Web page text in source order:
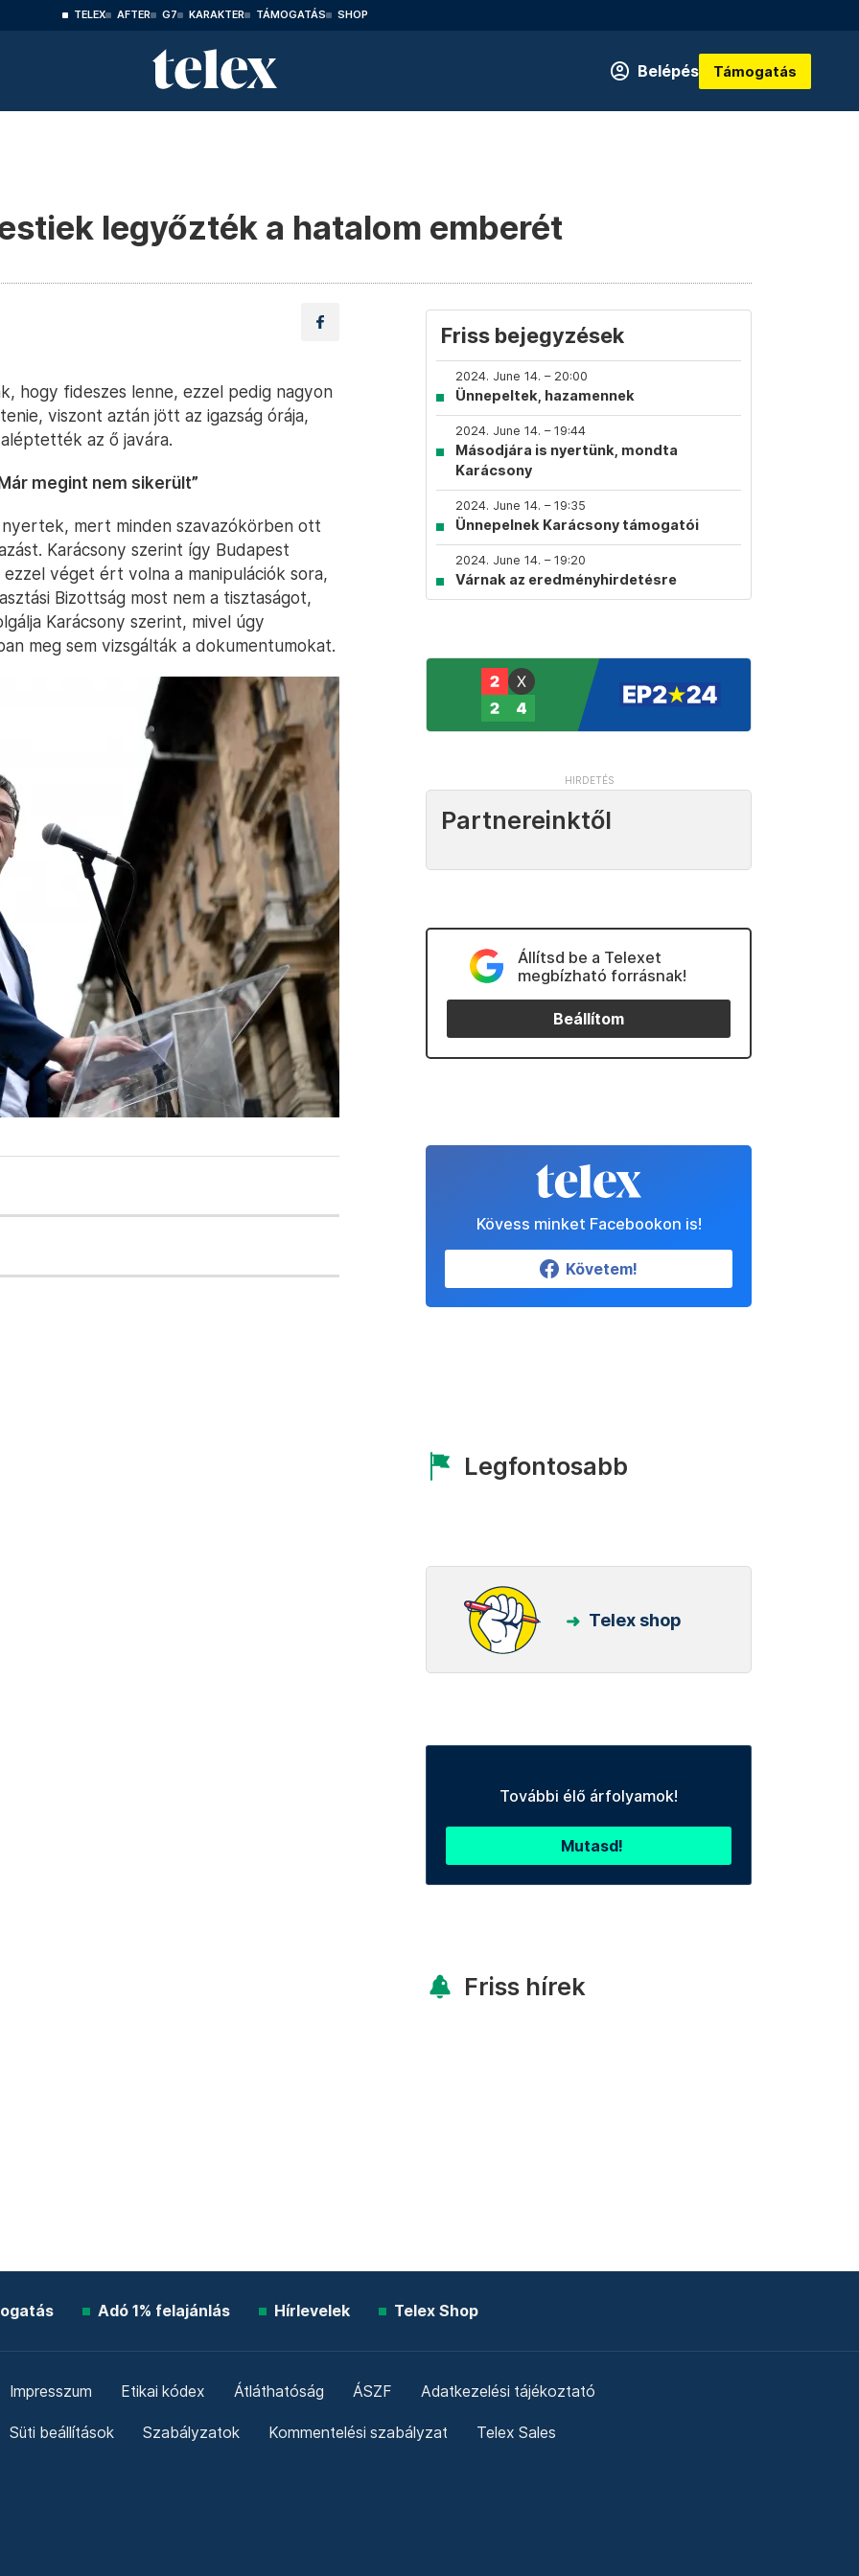
TELEX AFTER G7 KARAKTER TÁMOGATÁS SHOP
Belépés Támogatás
legyőzték a hatalom emberét
hogy fideszes lenne, ezzel pedig nagyon
viszont aztán jött az igazság órája,
az ő javára.
megint nem sikerült”
mert minden szavazókörben ott
Karácsony szerint így Budapest
véget ért volna a manipulációk sora,
Bizottság most nem a tisztaságot,
Karácsony szerint, mivel úgy
meg sem vizsgálták a dokumentumokat.
Friss bejegyzések
2024. June 14. – 20:00
Ünnepeltek, hazamennek
2024. June 14. – 19:44
Másodjára is nyertünk, mondta
Karácsony
2024. June 14. – 19:35
Ünnepelnek Karácsony támogatói
2024. June 14. – 19:20
Várnak az eredményhirdetésre
Partnereinktől
Állítsd be a Telexet
megbízható forrásnak!
Beállítom
Kövess minket Facebookon is!
Követem!
Legfontosabb
Telex shop
További élő árfolyamok!
Mutasd!
Friss hírek
Adó 1% felajánlás Hírlevelek Telex Shop
Impresszum Etikai kódex Átláthatóság ÁSZF Adatkezelési tájékoztató
Süti beállítások Szabályzatok Kommentelési szabályzat Telex Sales